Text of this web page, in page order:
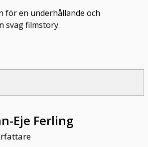
för en underhållande och
svag filmstory.
Eje Ferling